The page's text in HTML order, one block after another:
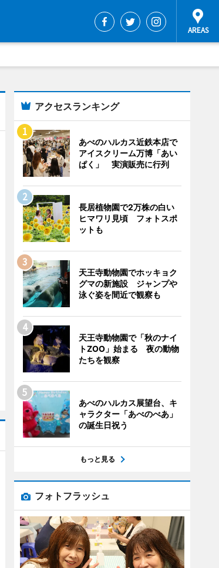
アクセスランキング
あべのハルカス近鉄本店で
アイスクリーム万博「あい
ぱく」 実演販売に行列
長居植物園で2万株の白い
ヒマワリ見頃 フォトスポ
ットも
天王寺動物園でホッキョク
グマの新施設 ジャンプや
泳ぐ姿を間近で観察も
天王寺動物園で「秋のナイ
トZOO」始まる 夜の動物
たちを観察
あべのハルカス展望台、キ
ャラクター「あべのべあ」
の誕生日祝う
もっと見る
フォトフラッシュ